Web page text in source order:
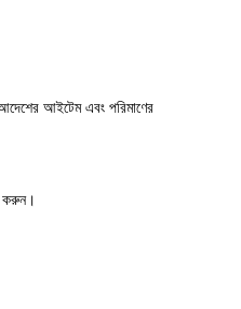
আইটেম এবং পরিমাণের
করুন।